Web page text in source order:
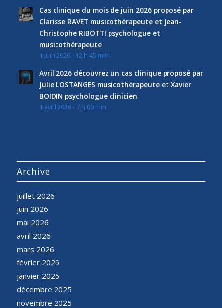
Cas clinique du mois de juin 2026 proposé par
Clarisse RAVET musicothérapeute et Jean-
Christophe RIBOTTI psychologue et
musicothérapeute
1 juin 2026 - 12 h 45 min
Avril 2026 découvrez un cas clinique proposé par
Julie LOSTANGES musicothérapeute et Xavier
BOIDIN psychologue clinicien
1 avril 2026 - 7 h 00 min
Archive
juillet 2026
juin 2026
mai 2026
avril 2026
mars 2026
février 2026
janvier 2026
décembre 2025
novembre 2025